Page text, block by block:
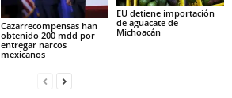
Cazarrecompensas han
obtenido 200 mdd por
entregar narcos
mexicanos
EU detiene importación
de aguacate de
Michoacán